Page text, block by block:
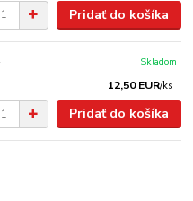
Pridať do košíka
12,50 EUR/ks
Skladom
Pridať do košíka